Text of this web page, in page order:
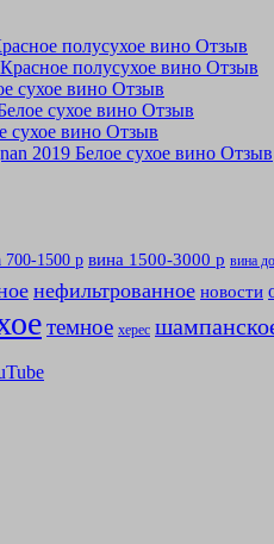
полусухое вино Отзыв
полусухое вино Отзыв
сухое вино Отзыв
сухое вино Отзыв
сухое вино Отзыв
2019 Белое сухое вино Отзыв
700-1500 р вина 1500-3000 р вина
нефильтрованное новости
темное херес